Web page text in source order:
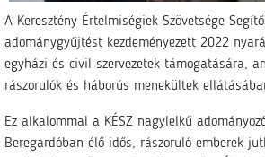
A Keresztény Értelmiségiek Szövetsége
adománygyűjtést kezdeményezett 2022
egyházi és civil szervezetek támogatására,
rászorulók és háborús menekültek
Ez alkalommal a KÉSZ nagylelkű
Beregardóban élő idős, rászoruló emberek